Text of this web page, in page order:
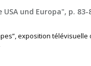
und Europa", p. 83-
exposition